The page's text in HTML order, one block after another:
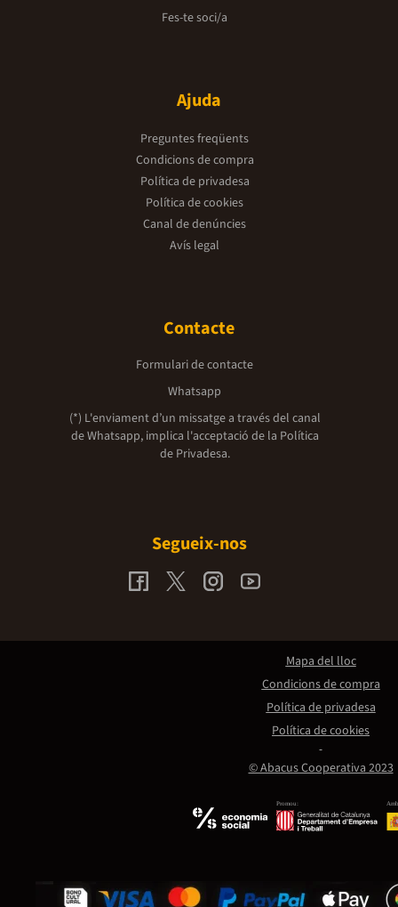
Fes-te soci/a
Ajuda
Preguntes freqüents
Condicions de compra
Política de privadesa
Política de cookies
Canal de denúncies
Avís legal
Contacte
Formulari de contacte
Whatsapp
(*) L'enviament d’un missatge a través del canal
de Whatsapp, implica l'acceptació de la Política
de Privadesa.
Segueix-nos
Promou:
© Abacus Cooperativa 2023
Mapa del lloc
Condicions de compra
Política de privadesa
Política de cookies